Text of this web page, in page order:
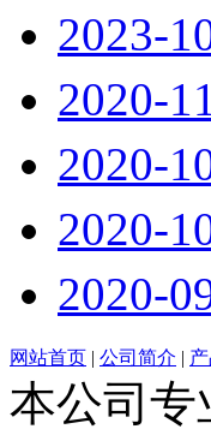
2023-
2020-
2020-
2020-
2020-
网站首页 | 公司简介 |
本公司专